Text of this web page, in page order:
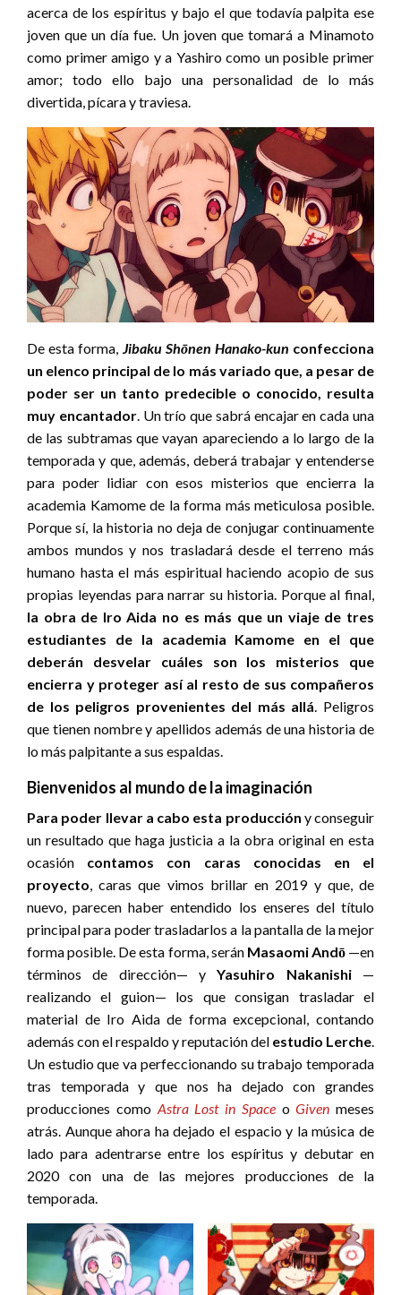
acerca de los espíritus y bajo el que todavía palpita ese
joven que un día fue. Un joven que tomará a Minamoto
como primer amigo y a Yashiro como un posible primer
amor; todo ello bajo una personalidad de lo más
divertida, pícara y traviesa.
De esta forma, Jibaku Shōnen Hanako-kun confecciona
un elenco principal de lo más variado que, a pesar de
poder ser un tanto predecible o conocido, resulta
muy encantador. Un trío que sabrá encajar en cada una
de las subtramas que vayan apareciendo a lo largo de la
temporada y que, además, deberá trabajar y entenderse
para poder lidiar con esos misterios que encierra la
academia Kamome de la forma más meticulosa posible.
Porque sí, la historia no deja de conjugar continuamente
ambos mundos y nos trasladará desde el terreno más
humano hasta el más espiritual haciendo acopio de sus
propias leyendas para narrar su historia. Porque al final,
la obra de Iro Aida no es más que un viaje de tres
estudiantes de la academia Kamome en el que
deberán desvelar cuáles son los misterios que
encierra y proteger así al resto de sus compañeros
de los peligros provenientes del más allá. Peligros
que tienen nombre y apellidos además de una historia de
lo más palpitante a sus espaldas.
Bienvenidos al mundo de la imaginación
Para poder llevar a cabo esta producción y conseguir
un resultado que haga justicia a la obra original en esta
ocasión contamos con caras conocidas en el
proyecto, caras que vimos brillar en 2019 y que, de
nuevo, parecen haber entendido los enseres del título
principal para poder trasladarlos a la pantalla de la mejor
forma posible. De esta forma, serán Masaomi Andō —en
términos de dirección— yYasuhiro Nakanishi —
realizando el guion— los que consigan trasladar el
material de Iro Aida de forma excepcional, contando
además con el respaldo y reputación del estudio Lerche.
Un estudio que va perfeccionando su trabajo temporada
tras temporada y que nos ha dejado con grandes
producciones como Astra Lost in Space oGiven meses
atrás. Aunque ahora ha dejado el espacio y la música de
lado para adentrarse entre los espíritus y debutar en
2020 con una de las mejores producciones de la
temporada.